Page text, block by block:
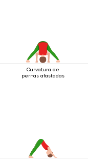
Curvatura de
pernas afastadas